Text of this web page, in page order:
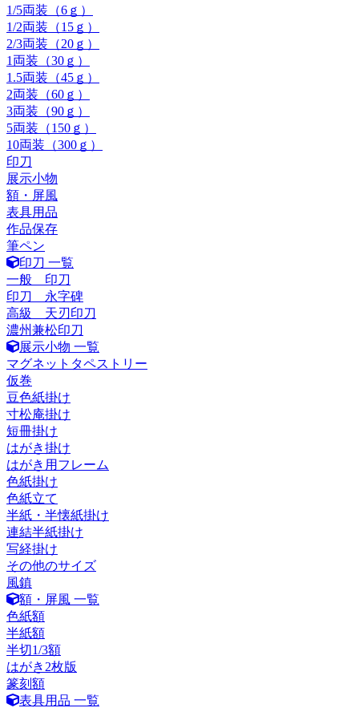
1/5両装（6ｇ）
1/2両装（15ｇ）
2/3両装（20ｇ）
1両装（30ｇ）
1.5両装（45ｇ）
2両装（60ｇ）
3両装（90ｇ）
5両装（150ｇ）
10両装（300ｇ）
印刀
展示小物
額・屏風
表具用品
作品保存
筆ペン
印刀 一覧
一般 印刀
印刀 永字碑
高級 天刃印刀
濃州兼松印刀
展示小物 一覧
マグネットタペストリー
仮巻
豆色紙掛け
寸松庵掛け
短冊掛け
はがき掛け
はがき用フレーム
色紙掛け
色紙立て
半紙・半懐紙掛け
連結半紙掛け
写経掛け
その他のサイズ
風鎮
額・屏風 一覧
色紙額
半紙額
半切1/3額
はがき2枚版
篆刻額
表具用品 一覧